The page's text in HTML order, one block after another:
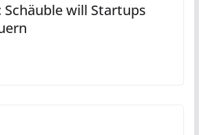
will Startups